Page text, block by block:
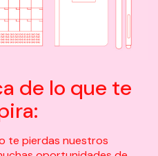
de lo que te
te pierdas nuestros